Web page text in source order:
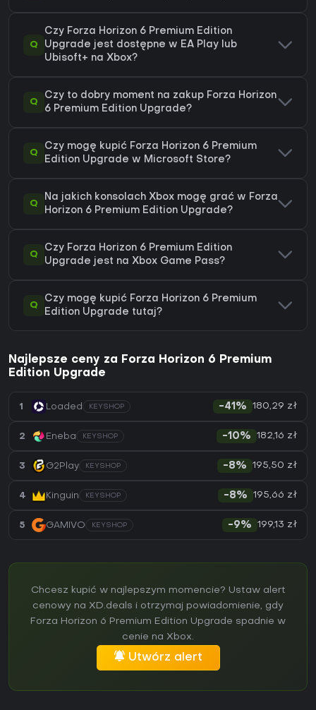
Q
Czy Forza Horizon 6 Premium Edition
Upgrade jest dostępne w EA Play lub
Ubisoft+ na Xbox?
Q
Czy to dobry moment na zakup Forza Horizon
6 Premium Edition Upgrade?
Q
Czy mogę kupić Forza Horizon 6 Premium
Edition Upgrade w Microsoft Store?
Q
Na jakich konsolach Xbox mogę grać w Forza
Horizon 6 Premium Edition Upgrade?
Q
Czy Forza Horizon 6 Premium Edition
Upgrade jest na Xbox Game Pass?
Q
Czy mogę kupić Forza Horizon 6 Premium
Edition Upgrade tutaj?
Najlepsze ceny za Forza Horizon 6 Premium
Edition Upgrade
1 Loaded KEYSHOP -41% 180,29 zł
2 Eneba KEYSHOP -10% 182,16 zł
3 G2Play KEYSHOP -8% 195,50 zł
4 Kinguin KEYSHOP -8% 195,66 zł
5 GAMIVO KEYSHOP -9% 199,13 zł
Chcesz kupić w najlepszym momencie? Ustaw alert
cenowy na XD.deals i otrzymaj powiadomienie, gdy
Forza Horizon 6 Premium Edition Upgrade spadnie w
cenie na Xbox.
Utwórz alert